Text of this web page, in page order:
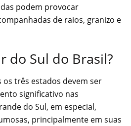
podem provocar
de raios, granizo e
do Sul do Brasil?
os três estados devem ser
significativo nas
do Sul, em especial,
principalmente em suas